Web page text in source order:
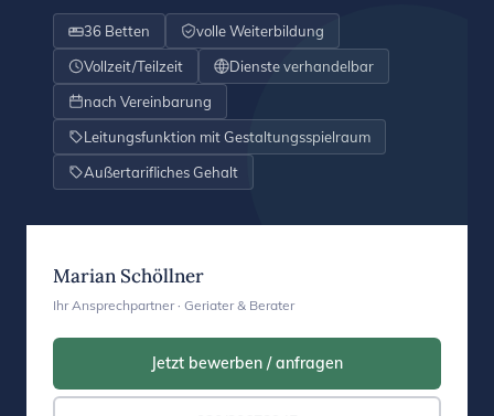
36 Betten
volle Weiterbildung
Vollzeit/Teilzeit
Dienste verhandelbar
nach Vereinbarung
Leitungsfunktion mit Gestaltungsspielraum
Außertarifliches Gehalt
Marian Schöllner
Ihr Ansprechpartner · Geriater & Berater
Jetzt bewerben / anfragen